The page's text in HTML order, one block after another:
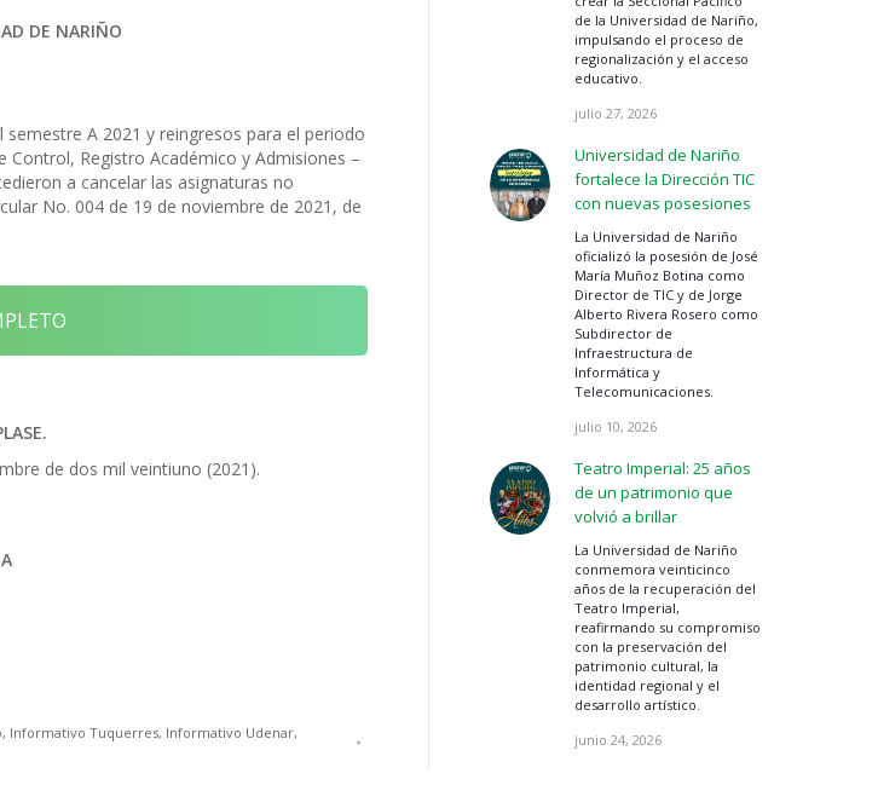
DE NARIÑO
A 2021 y reingresos para el periodo
Control, Registro Académico y Admisiones –
a cancelar las asignaturas no
No. 004 de 19 de noviembre de 2021, de
de dos mil veintiuno (2021).
, Informativo Tuquerres, Informativo Udenar,
de la Universidad de Nariño,
impulsando el proceso de
regionalización y el acceso
educativo.
julio 27, 2026
Universidad de Nariño
fortalece la Dirección TIC
con nuevas posesiones
La Universidad de Nariño
oficializó la posesión de José
María Muñoz Botina como
Director de TIC y de Jorge
Alberto Rivera Rosero como
Subdirector de
Infraestructura de
Informática y
Telecomunicaciones.
julio 10, 2026
Teatro Imperial: 25 años
de un patrimonio que
volvió a brillar
La Universidad de Nariño
conmemora veinticinco
años de la recuperación del
Teatro Imperial,
reafirmando su compromiso
con la preservación del
patrimonio cultural, la
identidad regional y el
desarrollo artístico.
junio 24, 2026